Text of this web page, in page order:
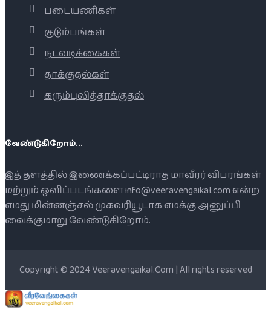
படையணிகள்
குடும்பங்கள்
நடவடிக்கைகள்
தாக்குதல்கள்
கரும்புலித்தாக்குதல்
வேண்டுகிறோம்...
இத் தளத்தில் இணைக்கப்பட்டிராத மாவீரர் விபரங்கள்
மற்றும் ஒளிப்படங்களை info@veeravengaikal.com என்ற
எமது மின்னஞ்சல் முகவரியூடாக எமக்கு அனுப்பி
வைக்குமாறு வேண்டுகிறோம்.
Copyright © 2024 Veeravengaikal.Com | All rights reserved